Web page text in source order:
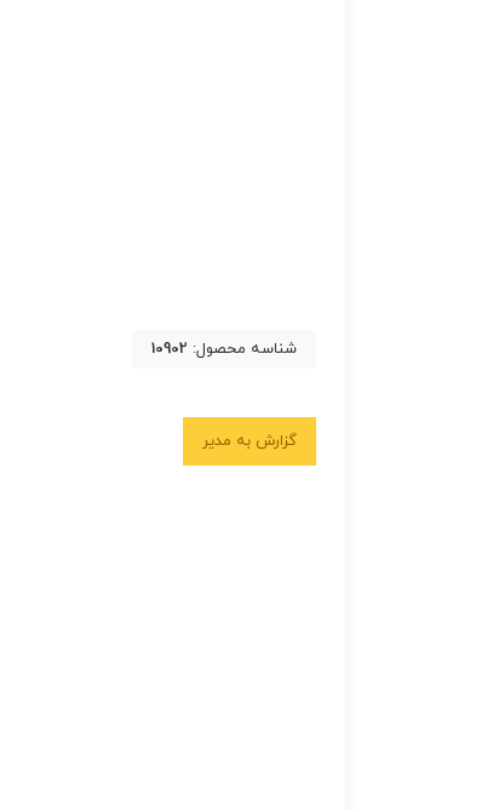
شناسه محصول: 10902
گزارش به مدیر